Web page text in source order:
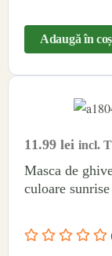
Adaugă în coș
11.99 lei incl.
Masca de
culoare